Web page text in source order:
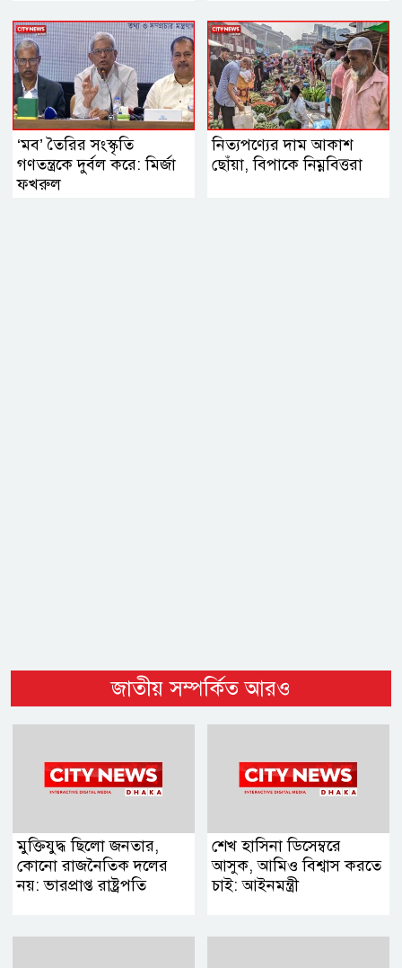
‘মব’ তৈরির সংস্কৃতি
গণতন্ত্রকে দুর্বল করে: মির্জা
ফখরুল
নিত্যপণ্যের দাম আকাশ
ছোঁয়া, বিপাকে নিম্নবিত্তরা
জাতীয় সম্পর্কিত আরও
মুক্তিযুদ্ধ ছিলো জনতার,
কোনো রাজনৈতিক দলের
নয়: ভারপ্রাপ্ত রাষ্ট্রপতি
শেখ হাসিনা ডিসেম্বরে
আসুক, আমিও বিশ্বাস করতে
চাই: আইনমন্ত্রী